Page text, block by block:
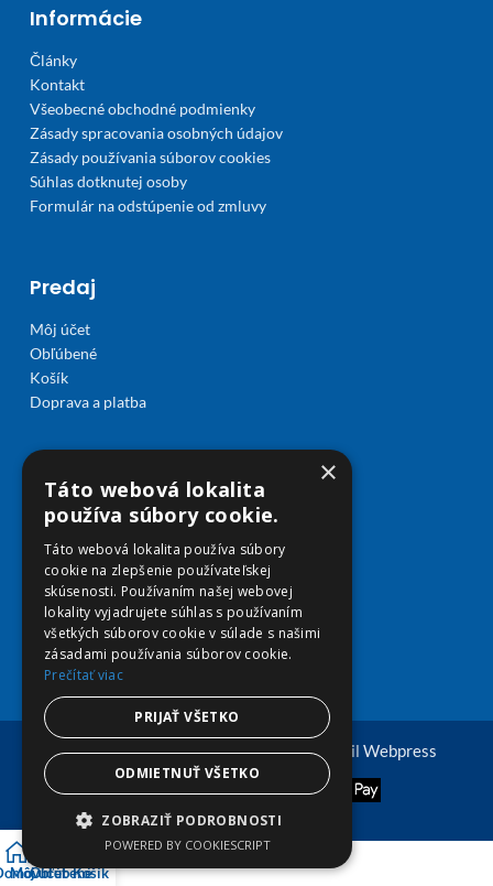
Informácie
Články
Kontakt
Všeobecné obchodné podmienky
Zásady spracovania osobných údajov
Zásady používania súborov cookies
Súhlas dotknutej osoby
Formulár na odstúpenie od zmluvy
Predaj
Môj účet
Obľúbené
Košík
Doprava a platba
© Copyright 2026 viplekaren.sk | Vytvoril Webpress
Môj účet
ObľúbenéKošík
×
Táto webová lokalita
používa súbory cookie.
Táto webová lokalita používa súbory
cookie na zlepšenie používateľskej
skúsenosti. Používaním našej webovej
lokality vyjadrujete súhlas s používaním
všetkých súborov cookie v súlade s našimi
zásadami používania súborov cookie.
Prečítať viac
PRIJAŤ VŠETKO
ODMIETNUŤ VŠETKO
ZOBRAZIŤ PODROBNOSTI
POWERED BY COOKIESCRIPT